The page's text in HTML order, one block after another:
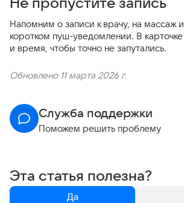
Напомним о записи к врачу, на массаж
коротком пуш-уведомлении. В
и время, чтобы точно не запутались.
Обновлено 11 марта 2026 г.
Служба поддержки
Поможем решить проблему
Эта статья полезна?
Да